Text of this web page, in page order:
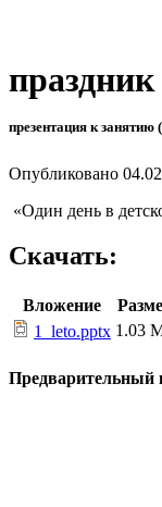
презентация к
Опубликовано
«Один день в
Скачать:
Вложение
1_leto.pptx 1.03
Предварительный